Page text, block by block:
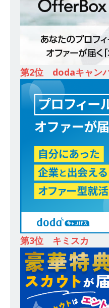
目指せる
[ 2026年
るオープ
模の重要
全や脱炭
+各手当
体育会積
[ 2026年
部を体験
｜ 四国・
合建設会
格手当・
日 ｜ 創
体育会積
[ 2026年
し 】 自
ハウで素
鋼材加工
第2位 dodaキャン
第3位 キミスカ